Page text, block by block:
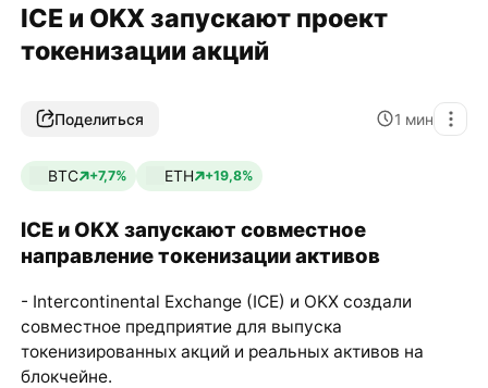
ICE и OKX запускают проект
токенизации акций
Поделиться 1 мин
BTC +7,7% ETH +19,8%
ICE и OKX запускают совместное
направление токенизации активов
- Intercontinental Exchange (ICE) и OKX создали
совместное предприятие для выпуска
токенизированных акций и реальных активов на
блокчейне.